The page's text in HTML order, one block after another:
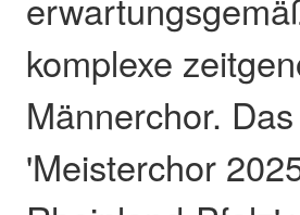
komplexe
Männerchor.
'Meisterchor